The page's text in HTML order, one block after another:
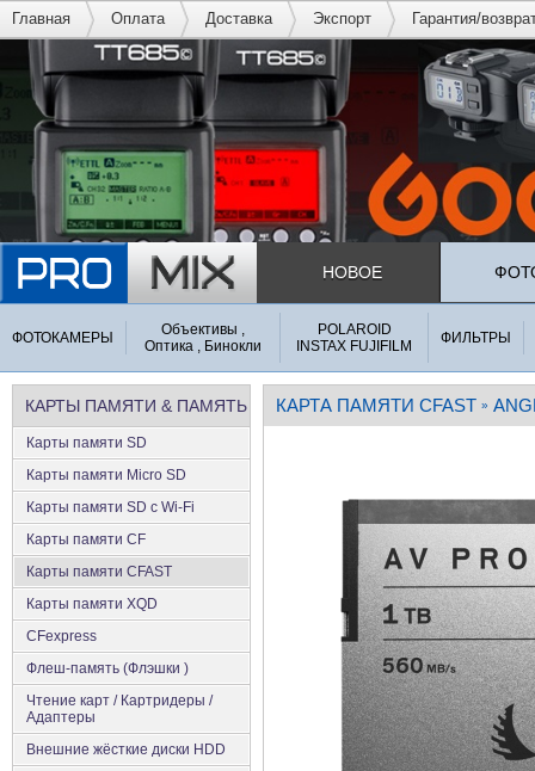
Главная Оплата Доставка Экспорт Гарантия/
НОВОЕ
ФОТОКАМЕРЫ
Объективы ,
Оптика , Бинокли
POLAROID
INSTAX FUJIFILM
ФИЛЬТРЫ
КАРТЫ ПАМЯТИ & ПАМЯТЬ
Карты памяти SD
Карты памяти Micro SD
Карты памяти SD с Wi-Fi
Карты памяти CF
Карты памяти CFAST
Карты памяти XQD
CFexpress
Флеш-память (Флэшки )
Чтение карт / Картридеры /
Адаптеры
Внешние жёсткие диски HDD
КАРТА ПАМЯТИ CFAST »